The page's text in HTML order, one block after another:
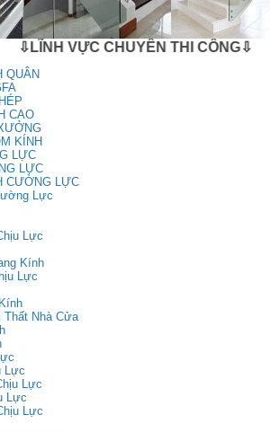
⇩LĨNH VỰC CHUYÊN THI CÔNG⇩
QUÂN
CAO
KÍNH
LỰC
LỰC
CƯỜNG LỰC
Lực
Lực
Kính
Lực
Thất Nhà Cửa
Lực
Lực
Lực
Lực